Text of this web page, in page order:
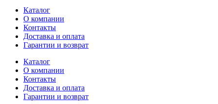
Каталог
О компании
Контакты
Доставка и оплата
Гарантии и возврат
Каталог
О компании
Контакты
Доставка и оплата
Гарантии и возврат